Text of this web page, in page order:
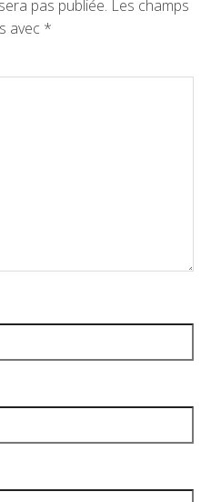
pas publiée. Les champs
avec *